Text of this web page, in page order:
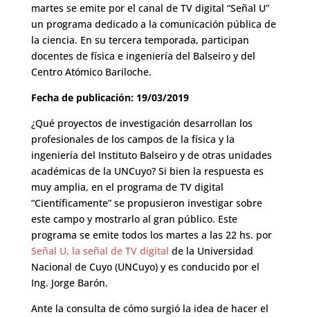
martes se emite por el canal de TV digital “Señal U”
un programa dedicado a la comunicación pública de
la ciencia. En su tercera temporada, participan
docentes de física e ingeniería del Balseiro y del
Centro Atómico Bariloche.
Fecha de publicación: 19/03/2019
¿Qué proyectos de investigación desarrollan los
profesionales de los campos de la física y la
ingeniería del Instituto Balseiro y de otras unidades
académicas de la UNCuyo? Si bien la respuesta es
muy amplia, en el programa de TV digital
“Científicamente” se propusieron investigar sobre
este campo y mostrarlo al gran público. Este
programa se emite todos los martes a las 22 hs. por
Señal U, la señal de TV digital de la Universidad
Nacional de Cuyo (UNCuyo) y es conducido por el
Ing. Jorge Barón.
Ante la consulta de cómo surgió la idea de hacer el